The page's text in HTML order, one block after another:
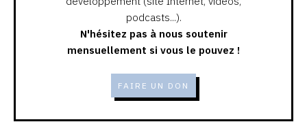
podcasts...).
N'hésitez pas à nous soutenir
mensuellement si vous le pouvez !
FAIRE UN DON